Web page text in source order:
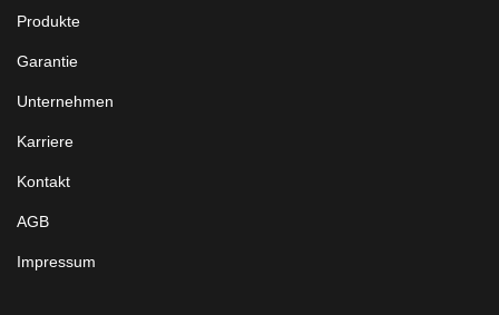
Produkte
Garantie
Unternehmen
Karriere
Kontakt
AGB
Impressum